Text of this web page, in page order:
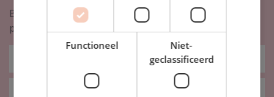
Blijf op de hoogte van nieuwigheden, inspiratie,
promoties en meer!
Functioneel
Niet-
geclassificeerd